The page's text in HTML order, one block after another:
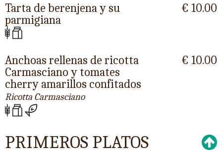
Tarta de berenjena y su
parmigiana
€ 10.00
Anchoas rellenas de ricotta
Carmasciano y tomates
cherry amarillos confitados
Ricotta Carmasciano
€ 10.00
PRIMEROS PLATOS